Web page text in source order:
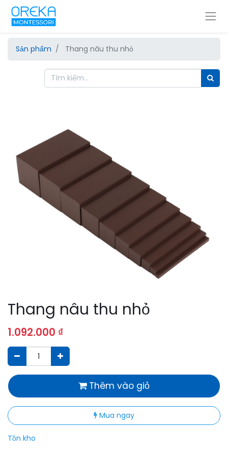
Sản phẩm Thang nâu thu nhỏ
Thang nâu thu nhỏ
1.092.000 ₫
Thêm vào giỏ
Mua ngay
Tồn kho